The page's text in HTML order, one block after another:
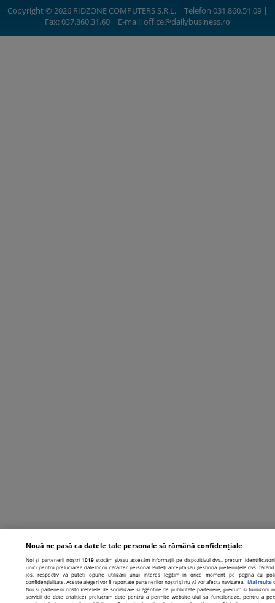
Copyright © 2026 RIDZONE COMPUTERS S.R.L. | Telefon 031.860.51.09 |
Fax: 037.860.31.60 | E-mail:office@dailybusiness.ro
Nouă ne pasă ca datele tale personale să rămână confidențiale
Noi și partenerii noștri1019 stocăm și/sau accesăm informații pe dispozitivul dvs., precum
unici pentru prelucrarea datelor cu caracter personal. Puteți accepta sau gestiona preferințele dvs. făcând
jos, respectiv vă puteți opune utilizării unui interes legitim în orice moment pe pagina cu
confidențialitate. Aceste alegeri vor fi raportate partenerilor noștri și nu vă vor afecta navigarea.
Mai multe
Noi si partenerii nostri (retelele de socializare si agentiile de publicitate partenere, precum si furnizorii
servicii de date analitice) prelucram date pentru a permite website-ului sa functioneze, pentru a